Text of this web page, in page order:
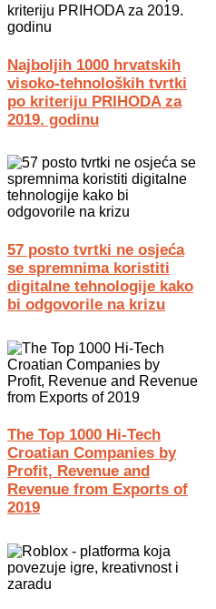
Najboljih 1000 hrvatskih
visoko-tehnoloških tvrtki
po kriteriju PRIHODA za
2019. godinu
57 posto tvrtki ne osjeća
se spremnima koristiti
digitalne tehnologije kako
bi odgovorile na krizu
The Top 1000 Hi-Tech
Croatian Companies by
Profit, Revenue and
Revenue from Exports of
2019